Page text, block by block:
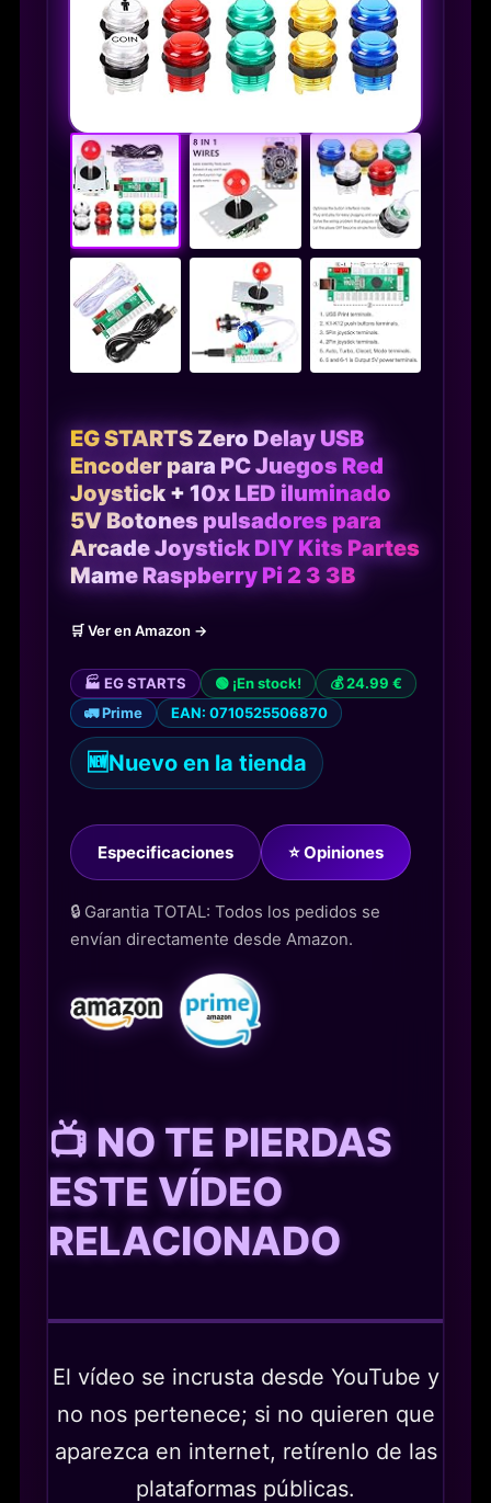
EG STARTS Zero Delay USB
Encoder para PC Juegos Red
Joystick + 10x LED iluminado
5V Botones pulsadores para
Arcade Joystick DIY Kits Partes
Mame Raspberry Pi 2 3 3B
🛒 Ver en Amazon →
🏭 EG STARTS 🟢 ¡En stock!
💰 24.99 €
🚛 Prime
EAN: 0710525506870
🆕Nuevo en la tienda
Especificaciones ⭐ Opiniones
🔒 Garantia TOTAL: Todos los pedidos se
envían directamente desde Amazon.
📺 NO TE PIERDAS
ESTE VÍDEO
RELACIONADO
El vídeo se incrusta desde YouTube y
no nos pertenece; si no quieren que
aparezca en internet, retírenlo de las
plataformas públicas.